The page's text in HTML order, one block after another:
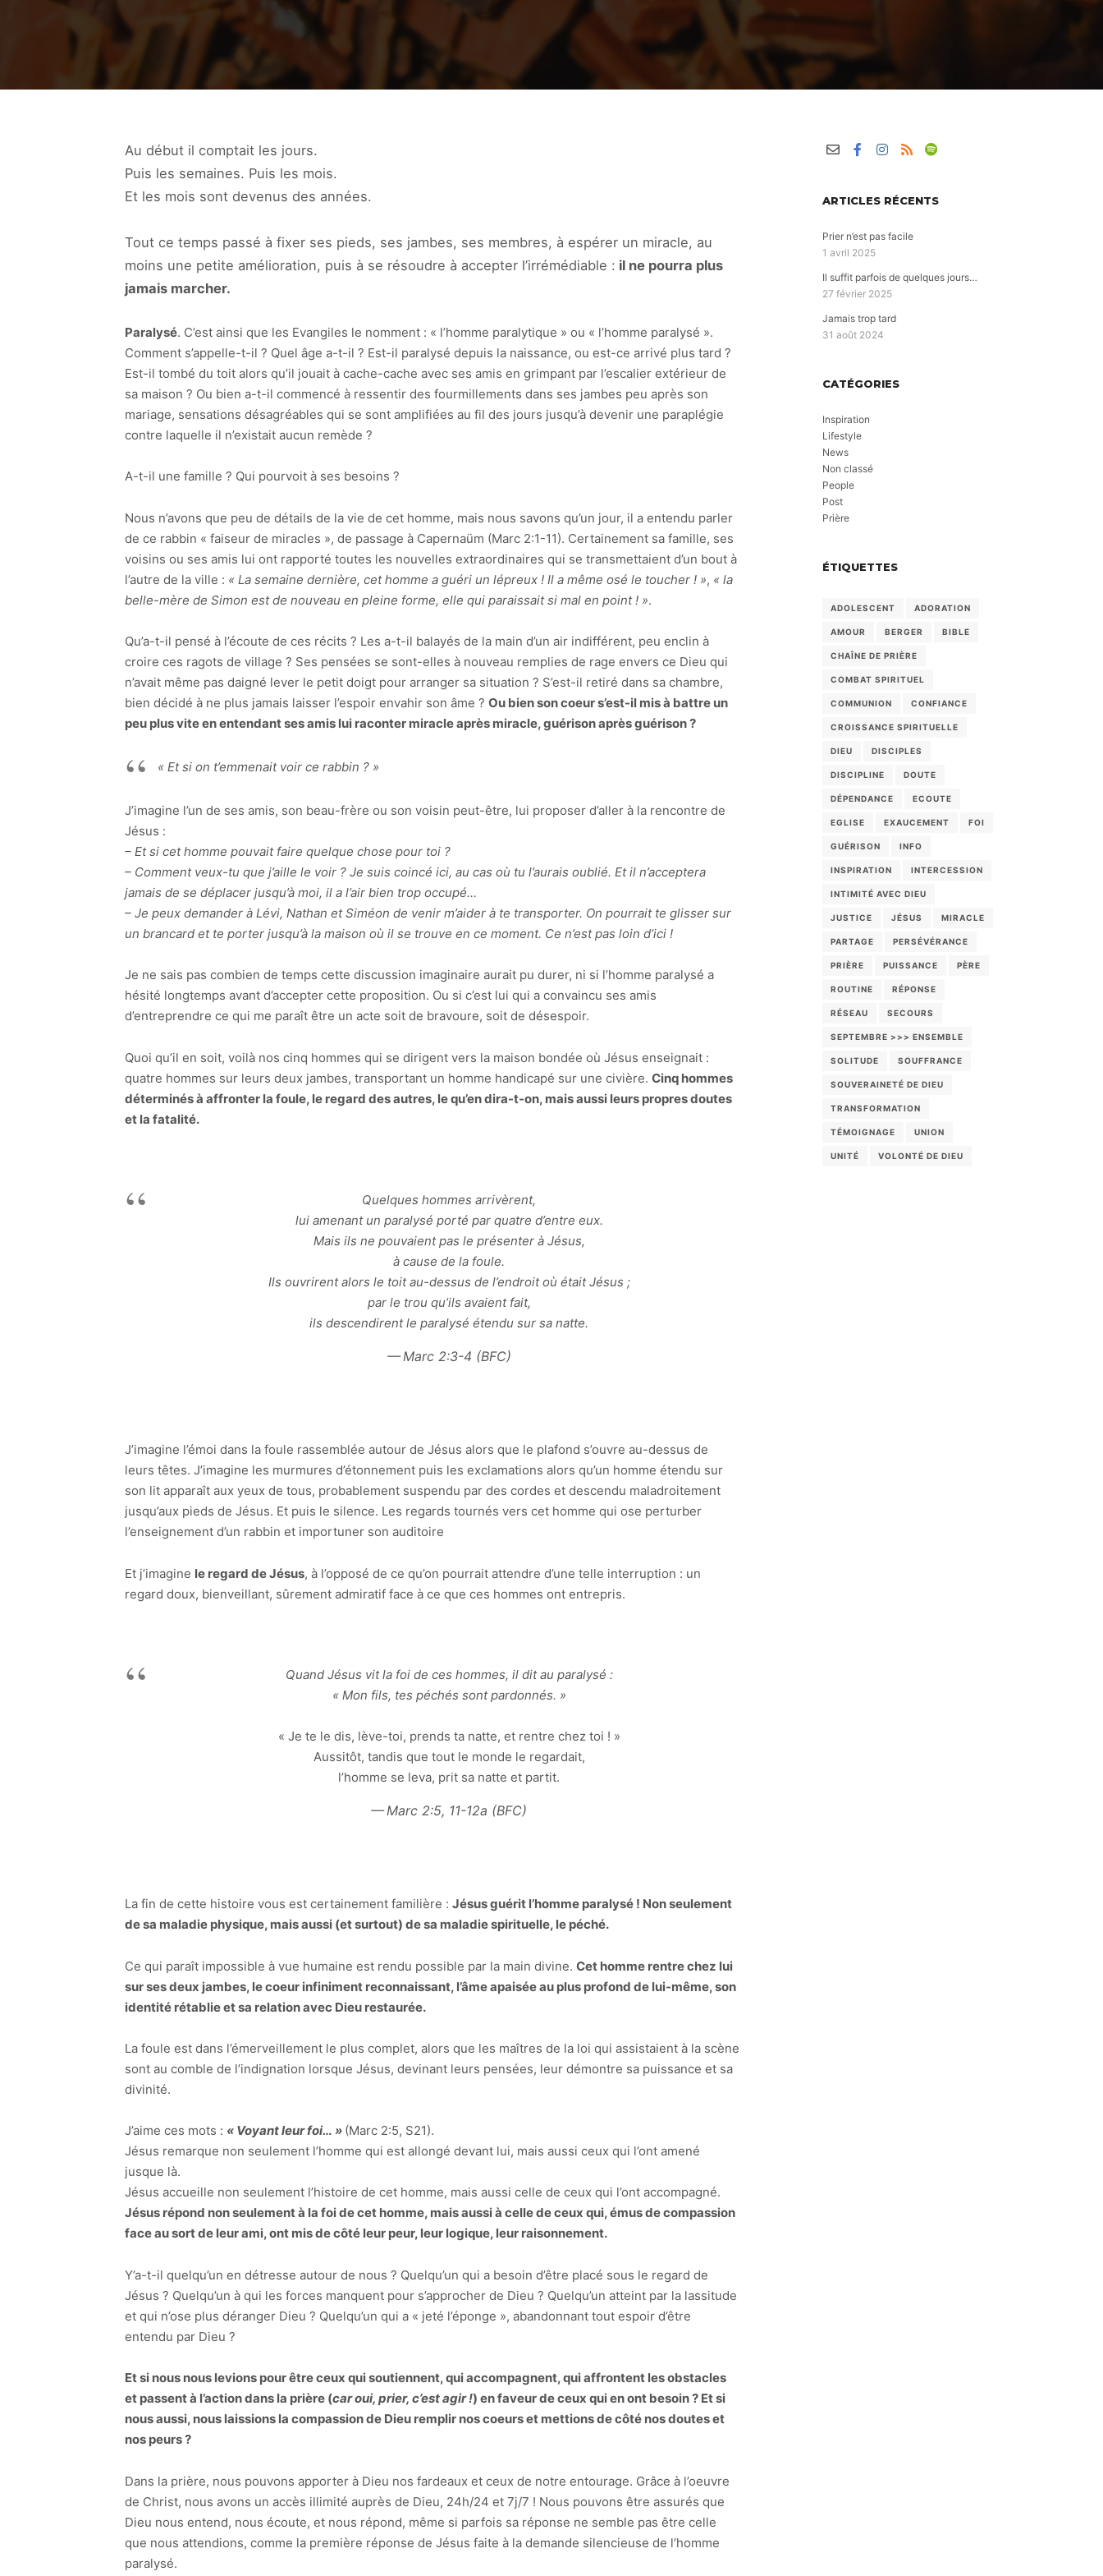
Au début il comptait les jours.
Puis les semaines. Puis les mois.
Et les mois sont devenus des années.
Tout ce temps passé à fixer ses pieds, ses jambes, ses membres, à espérer un miracle, au
moins une petite amélioration, puis à se résoudre à accepter l’irrémédiable : il ne pourra plus
jamais marcher.
Paralysé. C’est ainsi que les Evangiles le nomment : « l’homme paralytique » ou « l’homme paralysé ».
Comment s’appelle-t-il ? Quel âge a-t-il ? Est-il paralysé depuis la naissance, ou est-ce arrivé plus tard ?
Est-il tombé du toit alors qu’il jouait à cache-cache avec ses amis en grimpant par l’escalier extérieur de
sa maison ? Ou bien a-t-il commencé à ressentir des fourmillements dans ses jambes peu après son
mariage, sensations désagréables qui se sont amplifiées au fil des jours jusqu’à devenir une paraplégie
contre laquelle il n’existait aucun remède ?
A-t-il une famille ? Qui pourvoit à ses besoins ?
Nous n’avons que peu de détails de la vie de cet homme, mais nous savons qu’un jour, il a entendu parler
de ce rabbin « faiseur de miracles », de passage à Capernaüm (Marc 2:1-11). Certainement sa famille, ses
voisins ou ses amis lui ont rapporté toutes les nouvelles extraordinaires qui se transmettaient d’un bout à
l’autre de la ville : « La semaine dernière, cet homme a guéri un lépreux ! Il a même osé le toucher ! », « la
belle-mère de Simon est de nouveau en pleine forme, elle qui paraissait si mal en point ! ».
Qu’a-t-il pensé à l’écoute de ces récits ? Les a-t-il balayés de la main d’un air indifférent, peu enclin à
croire ces ragots de village ? Ses pensées se sont-elles à nouveau remplies de rage envers ce Dieu qui
n’avait même pas daigné lever le petit doigt pour arranger sa situation ? S’est-il retiré dans sa chambre,
bien décidé à ne plus jamais laisser l’espoir envahir son âme ? Ou bien son coeur s’est-il mis à battre un
peu plus vite en entendant ses amis lui raconter miracle après miracle, guérison après guérison ?
« Et si on t’emmenait voir ce rabbin ? »
J’imagine l’un de ses amis, son beau-frère ou son voisin peut-être, lui proposer d’aller à la rencontre de
Jésus :
– Et si cet homme pouvait faire quelque chose pour toi ?
– Comment veux-tu que j’aille le voir ? Je suis coincé ici, au cas où tu l’aurais oublié. Et il n’acceptera
jamais de se déplacer jusqu’à moi, il a l’air bien trop occupé…
– Je peux demander à Lévi, Nathan et Siméon de venir m’aider à te transporter. On pourrait te glisser sur
un brancard et te porter jusqu’à la maison où il se trouve en ce moment. Ce n’est pas loin d’ici !
Je ne sais pas combien de temps cette discussion imaginaire aurait pu durer, ni si l’homme paralysé a
hésité longtemps avant d’accepter cette proposition. Ou si c’est lui qui a convaincu ses amis
d’entreprendre ce qui me paraît être un acte soit de bravoure, soit de désespoir.
Quoi qu’il en soit, voilà nos cinq hommes qui se dirigent vers la maison bondée où Jésus enseignait :
quatre hommes sur leurs deux jambes, transportant un homme handicapé sur une civière. Cinq hommes
déterminés à affronter la foule, le regard des autres, le qu’en dira-t-on, mais aussi leurs propres doutes
et la fatalité.
Quelques hommes arrivèrent,
lui amenant un paralysé porté par quatre d’entre eux.
Mais ils ne pouvaient pas le présenter à Jésus,
à cause de la foule.
Ils ouvrirent alors le toit au-dessus de l’endroit où était Jésus ;
par le trou qu’ils avaient fait,
ils descendirent le paralysé étendu sur sa natte.
Marc 2:3-4 (BFC)
J’imagine l’émoi dans la foule rassemblée autour de Jésus alors que le plafond s’ouvre au-dessus de
leurs têtes. J’imagine les murmures d’étonnement puis les exclamations alors qu’un homme étendu sur
son lit apparaît aux yeux de tous, probablement suspendu par des cordes et descendu maladroitement
jusqu’aux pieds de Jésus. Et puis le silence. Les regards tournés vers cet homme qui ose perturber
l’enseignement d’un rabbin et importuner son auditoire
Et j’imagine le regard de Jésus, à l’opposé de ce qu’on pourrait attendre d’une telle interruption : un
regard doux, bienveillant, sûrement admiratif face à ce que ces hommes ont entrepris.
Quand Jésus vit la foi de ces hommes, il dit au paralysé :
« Mon fils, tes péchés sont pardonnés. »
« Je te le dis, lève-toi, prends ta natte, et rentre chez toi ! »
Aussitôt, tandis que tout le monde le regardait,
l’homme se leva, prit sa natte et partit.
Marc 2:5, 11-12a (BFC)
La fin de cette histoire vous est certainement familière : Jésus guérit l’homme paralysé ! Non seulement
de sa maladie physique, mais aussi (et surtout) de sa maladie spirituelle, le péché.
Ce qui paraît impossible à vue humaine est rendu possible par la main divine. Cet homme rentre chez lui
sur ses deux jambes, le coeur infiniment reconnaissant, l’âme apaisée au plus profond de lui-même, son
identité rétablie et sa relation avec Dieu restaurée.
La foule est dans l’émerveillement le plus complet, alors que les maîtres de la loi qui assistaient à la scène
sont au comble de l’indignation lorsque Jésus, devinant leurs pensées, leur démontre sa puissance et sa
divinité.
J’aime ces mots : « Voyant leur foi… » (Marc 2:5, S21).
Jésus remarque non seulement l’homme qui est allongé devant lui, mais aussi ceux qui l’ont amené
jusque là.
Jésus accueille non seulement l’histoire de cet homme, mais aussi celle de ceux qui l’ont accompagné.
Jésus répond non seulement à la foi de cet homme, mais aussi à celle de ceux qui, émus de compassion
face au sort de leur ami, ont mis de côté leur peur, leur logique, leur raisonnement.
Y’a-t-il quelqu’un en détresse autour de nous ? Quelqu’un qui a besoin d’être placé sous le regard de
Jésus ? Quelqu’un à qui les forces manquent pour s’approcher de Dieu ? Quelqu’un atteint par la lassitude
et qui n’ose plus déranger Dieu ? Quelqu’un qui a « jeté l’éponge », abandonnant tout espoir d’être
entendu par Dieu ?
Et si nous nous levions pour être ceux qui soutiennent, qui accompagnent, qui affrontent les obstacles
et passent à l’action dans la prière (car oui, prier, c’est agir !) en faveur de ceux qui en ont besoin ? Et si
nous aussi, nous laissions la compassion de Dieu remplir nos coeurs et mettions de côté nos doutes et
nos peurs ?
Dans la prière, nous pouvons apporter à Dieu nos fardeaux et ceux de notre entourage. Grâce à l’oeuvre
de Christ, nous avons un accès illimité auprès de Dieu, 24h/24 et 7j/7 ! Nous pouvons être assurés que
Dieu nous entend, nous écoute, et nous répond, même si parfois sa réponse ne semble pas être celle
que nous attendions, comme la première réponse de Jésus faite à la demande silencieuse de l’homme
paralysé.
ARTICLES RÉCENTS
Prier n’est pas facile
1 avril 2025
Il suffit parfois de quelques jours…
27 février 2025
Jamais trop tard
31 août 2024
CATÉGORIES
Inspiration
Lifestyle
News
Non classé
People
Post
Prière
ÉTIQUETTES
ADOLESCENT ADORATION
AMOUR BERGER BIBLE
CHAÎNE DE PRIÈRE
COMBAT SPIRITUEL
COMMUNION CONFIANCE
CROISSANCE SPIRITUELLE
DIEU DISCIPLES
DISCIPLINE DOUTE
DÉPENDANCE ECOUTE
EGLISE EXAUCEMENT FOI
GUÉRISON INFO
INSPIRATION INTERCESSION
INTIMITÉ AVEC DIEU
JUSTICE JÉSUS MIRACLE
PARTAGE PERSÉVÉRANCE
PRIÈRE PUISSANCE PÈRE
ROUTINE RÉPONSE
RÉSEAU SECOURS
SEPTEMBRE >>> ENSEMBLE
SOLITUDE SOUFFRANCE
SOUVERAINETÉ DE DIEU
TRANSFORMATION
TÉMOIGNAGE UNION
UNITÉ VOLONTÉ DE DIEU